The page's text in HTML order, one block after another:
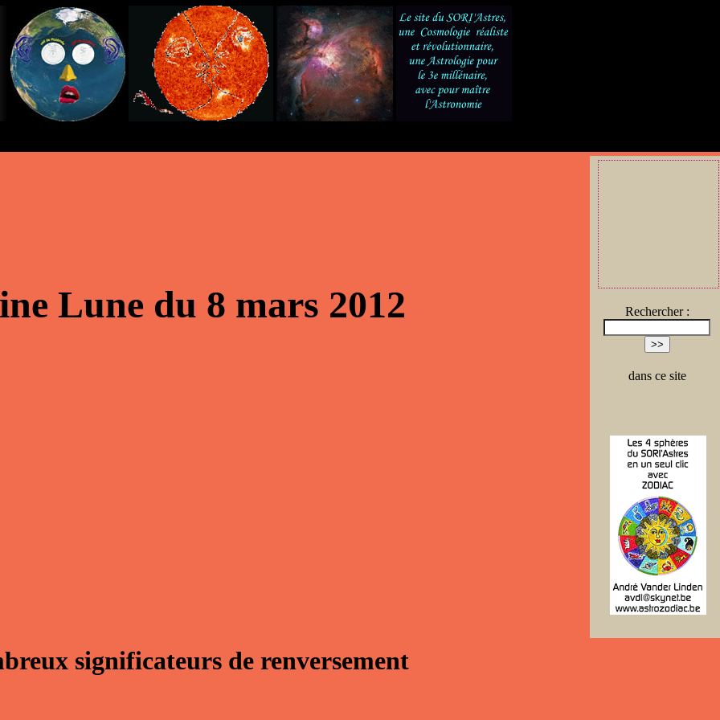
Rechercher :
dans ce site
Lune du 8 mars 2012
significateurs de renversement